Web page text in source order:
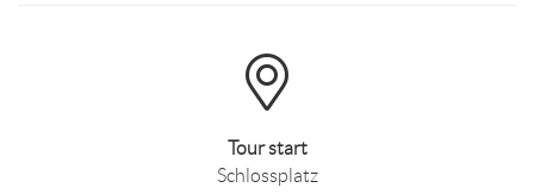
Tour start
Schlossplatz